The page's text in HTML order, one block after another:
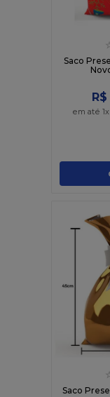
Saco
R$
em até 1x
Saco